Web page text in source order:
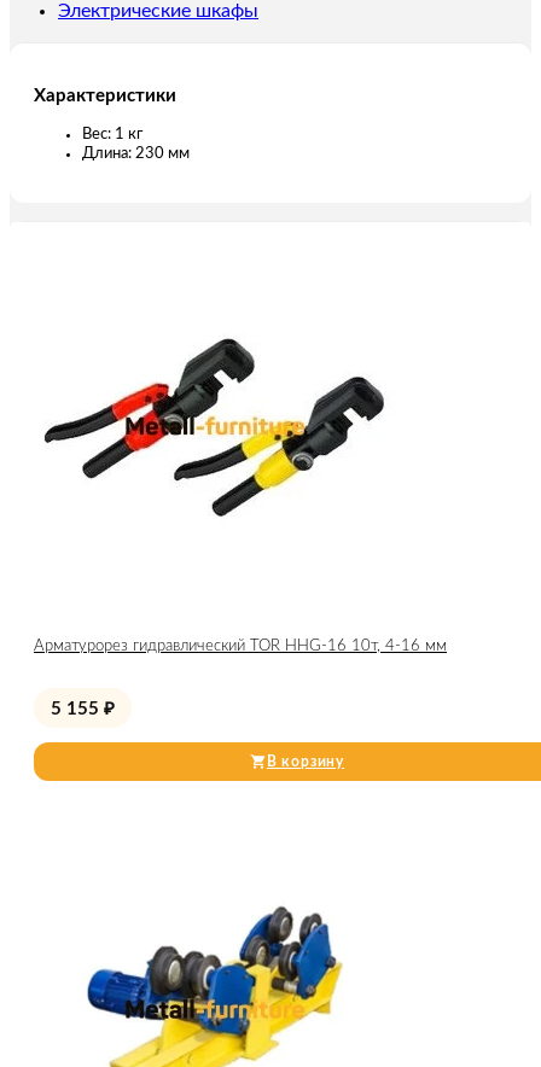
Электрические шкафы
Характеристики
Вес: 1 кг
Длина: 230 мм
Арматурорез гидравлический TOR HHG-16 10т, 4-16 мм
5 155 ₽
В корзину